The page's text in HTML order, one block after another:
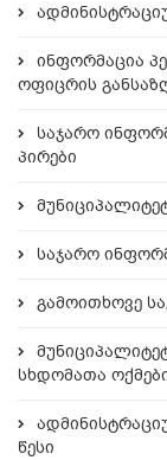
ინფორმაცია
ოფიცრის
საჯარო
პირები
საჯარო
გამოითხოვე
სხდომათა
წესი